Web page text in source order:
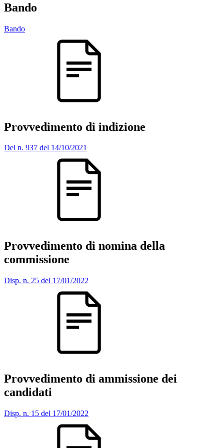
Bando
Bando
Provvedimento di indizione
Del n. 937 del 14/10/2021
Provvedimento di nomina della
commissione
Disp. n. 25 del 17/01/2022
Provvedimento di ammissione dei
candidati
Disp. n. 15 del 17/01/2022